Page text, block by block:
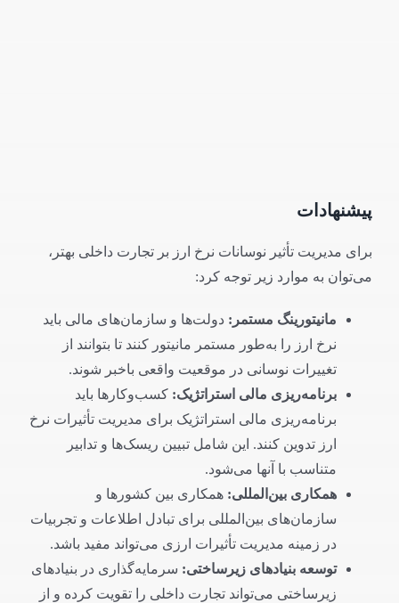
پیشنهادات
برای مدیریت تأثیر نوسانات نرخ ارز بر تجارت داخلی بهتر،
می‌توان به موارد زیر توجه کرد:
مانیتورینگ مستمر : دولت‌ها و سازمان‌های مالی باید
نرخ ارز را به‌طور مستمر مانیتور کنند تا بتوانند از
تغییرات نوسانی در موقعیت واقعی باخبر شوند.
برنامه‌ریزی مالی استراتژیک: کسب‌وکارها باید
برنامه‌ریزی مالی استراتژیک برای مدیریت تأثیرات نرخ
ارز تدوین کنند. این شامل تبیین ریسک‌ها و تدابیر
متناسب با آنها می‌شود.
همکاری بین‌المللی: همکاری بین کشورها و
سازمان‌های بین‌المللی برای تبادل اطلاعات و تجربیات
در زمینه مدیریت تأثیرات ارزی می‌تواند مفید باشد.
توسعه بنیادهای زیرساختی: سرمایه‌گذاری در بنیادهای
زیرساختی می‌تواند تجارت داخلی را تقویت کرده و از